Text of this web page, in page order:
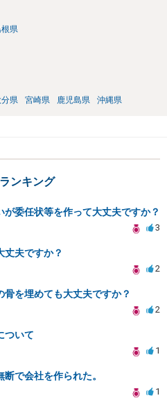
県
県 宮崎県 鹿児島県 沖縄県
ンキング
委任状等を作って大丈夫ですか？
3
丈夫ですか？
2
を埋めても大丈夫ですか？
2
ついて
1
で会社を作られた。
1